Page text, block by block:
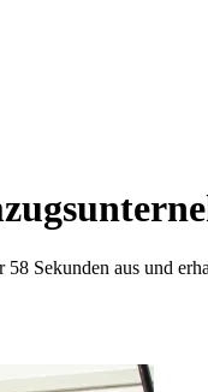
Sekunden aus und